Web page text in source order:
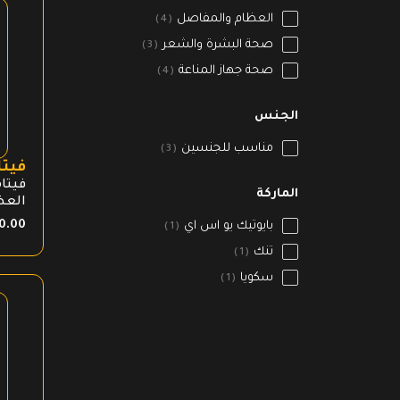
العظام والمفاصل 4
صحة البشرة والشعر 3
صحة جهاز المناعة 4
الجنس
مناسب للجنسين 3
الماركة
بايوتيك يو اس اي 1
تنك 1
سكويا 1